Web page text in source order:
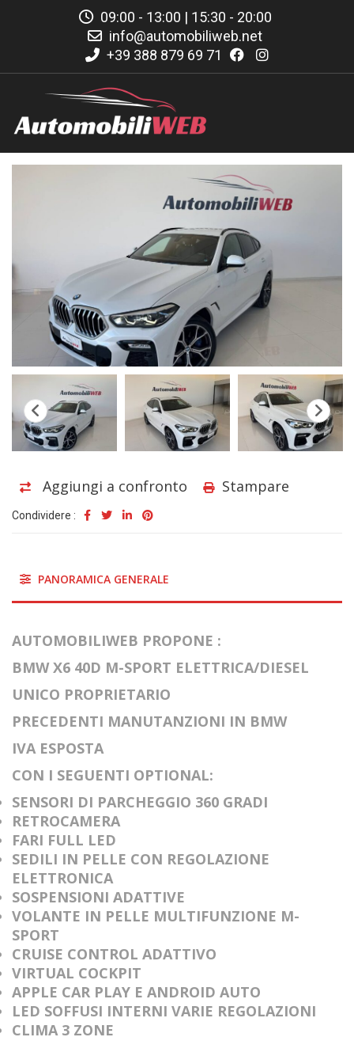
09:00 - 13:00 | 15:30 - 20:00
info@automobiliweb.net
+39 388 879 69 71
Aggiungi a confronto Stampare
Condividere :
PANORAMICA GENERALE
AUTOMOBILIWEB PROPONE :
BMW X6 40D M-SPORT ELETTRICA/DIESEL
UNICO PROPRIETARIO
PRECEDENTI MANUTANZIONI IN BMW
IVA ESPOSTA
CON I SEGUENTI OPTIONAL:
SENSORI DI PARCHEGGIO 360 GRADI
RETROCAMERA
FARI FULL LED
SEDILI IN PELLE CON REGOLAZIONE
ELETTRONICA
SOSPENSIONI ADATTIVE
VOLANTE IN PELLE MULTIFUNZIONE M-
SPORT
CRUISE CONTROL ADATTIVO
VIRTUAL COCKPIT
APPLE CAR PLAY E ANDROID AUTO
LED SOFFUSI INTERNI VARIE REGOLAZIONI
CLIMA 3 ZONE